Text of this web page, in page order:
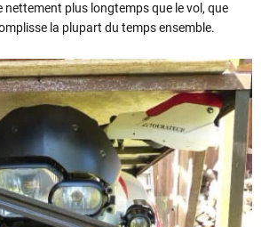
plus longtemps que le vol, que
la plupart du temps ensemble.